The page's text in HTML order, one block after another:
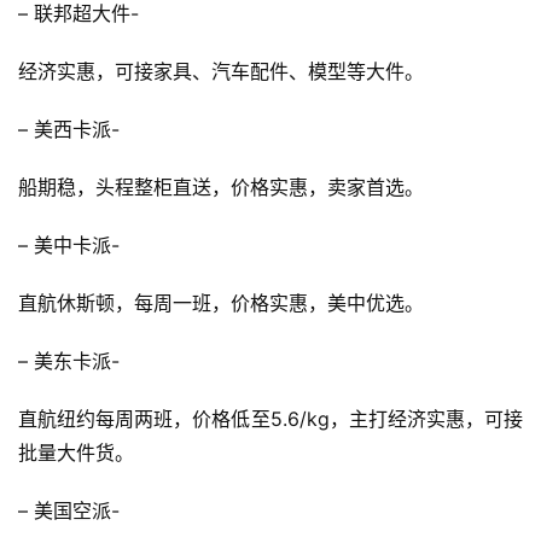
境
航
– 联邦超大件-
经济实惠，可接家具、汽车配件、模型等大件。
– 美西卡派-
船期稳，头程整柜直送，价格实惠，卖家首选。
– 美中卡派-
直航休斯顿，每周一班，价格实惠，美中优选。
– 美东卡派-
直航纽约每周两班，价格低至5.6/kg，主打经济实惠，可接
批量大件货。
– 美国空派-